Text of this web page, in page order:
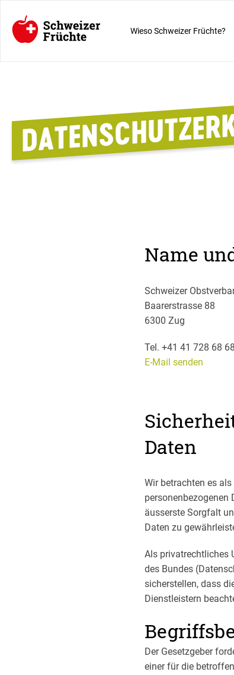
Wieso Schweizer Früchte?
Name
Schweizer
Baarerstrasse 88
6300 Zug
Tel. +41 41 728 68 68
E-Mail senden
Daten
Wir betrachten es
äusserste Sorgfalt
Daten zu
Als privatrechtliches
des Bundes
sicherstellen, dass
Dienstleistern
Der Gesetzgeber
einer für die